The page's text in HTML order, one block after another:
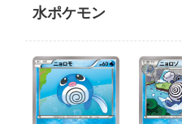
水ポケモン